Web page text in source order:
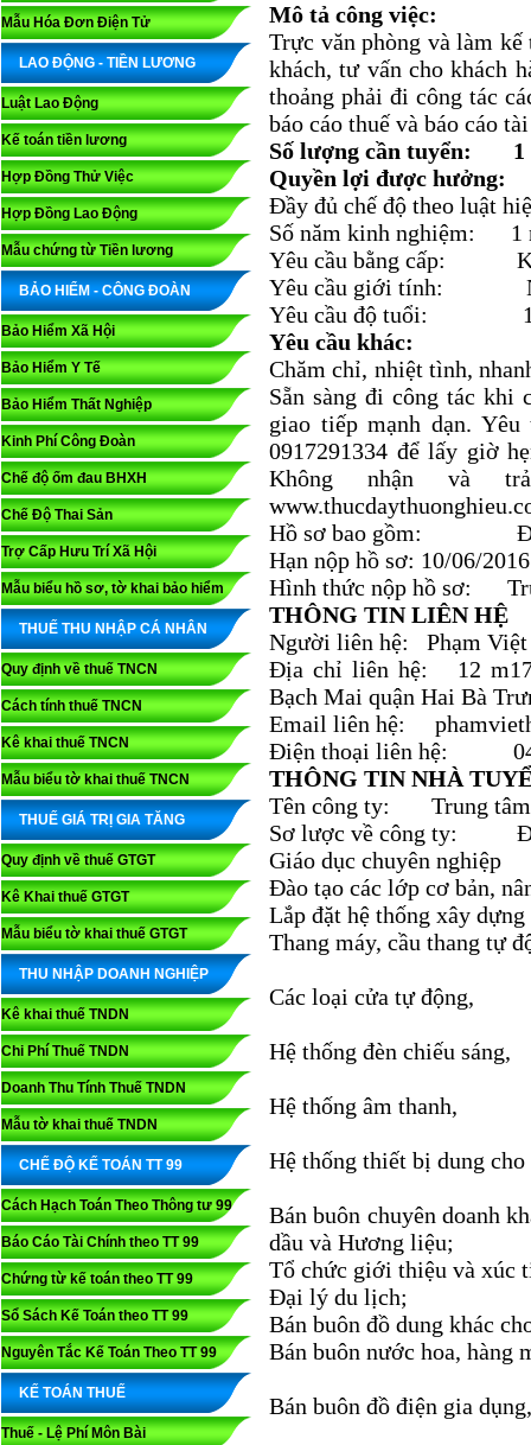
Mẫu Hóa Đơn Điện Tử
LAO ĐỘNG - TIỀN LƯƠNG
Luật Lao Động
Kế toán tiền lương
Hợp Đồng Thử Việc
Hợp Đồng Lao Động
Mẫu chứng từ Tiền lương
BẢO HIỂM - CÔNG ĐOÀN
Bảo Hiểm Xã Hội
Bảo Hiểm Y Tế
Bảo Hiểm Thất Nghiệp
Kinh Phí Công Đoàn
Chế độ ốm đau BHXH
Chế Độ Thai Sản
Trợ Cấp Hưu Trí Xã Hội
Mẫu biểu hồ sơ, tờ khai bảo hiểm
THUẾ THU NHẬP CÁ NHÂN
Quy định về thuế TNCN
Cách tính thuế TNCN
Kê khai thuế TNCN
Mẫu biểu tờ khai thuế TNCN
THUẾ GIÁ TRỊ GIA TĂNG
Quy định về thuế GTGT
Kê Khai thuế GTGT
Mẫu biểu tờ khai thuế GTGT
THU NHẬP DOANH NGHIỆP
Kê khai thuế TNDN
Chi Phí Thuế TNDN
Doanh Thu Tính Thuế TNDN
Mẫu tờ khai thuế TNDN
CHẾ ĐỘ KẾ TOÁN TT 99
Cách Hạch Toán Theo Thông tư 99
Báo Cáo Tài Chính theo TT 99
Chứng từ kế toán theo TT 99
Sổ Sách Kế Toán theo TT 99
Nguyên Tắc Kế Toán Theo TT 99
KẾ TOÁN THUẾ
Thuế - Lệ Phí Môn Bài
Mô tả công việc:
Trực văn phòng và làm kế
khách, tư vấn cho khách
thoảng phải đi công tác
báo cáo thuế và báo cáo
Số lượng cần tuyển: 1
Quyền lợi được
Đầy đủ chế độ theo luật
Số năm kinh nghiệm: 1
Yêu cầu bằng cấp:
Yêu cầu giới tính:
Yêu cầu độ tuổi: 18
Yêu cầu khác:
Chăm chỉ, nhiệt tình,
Sẵn sàng đi công tác khi
giao tiếp mạnh dạn.
0917291334 để lấy giờ
Không nhận và
Hồ sơ bao gồm:
Hạn nộp hồ sơ: 10/06/2016
Hình thức nộp hồ sơ:
THÔNG TIN LIÊN HỆ
Người liên hệ: Phạm Việt
Địa chỉ liên hệ: 12 m17
Bạch Mai quận Hai Bà
Email liên hệ:
Điện thoại liên hệ:
THÔNG TIN NHÀ
Tên công ty: Trung tâm
Sơ lược về công ty:
Giáo dục chuyên nghiệp
Đào tạo các lớp cơ bản,
Lắp đặt hệ thống xây dựng
Thang máy, cầu thang tự
Các loại cửa tự động,
Hệ thống đèn chiếu sáng,
Hệ thống âm thanh,
Hệ thống thiết bị dung
Bán buôn chuyên doanh
dầu và Hương liệu;
Tổ chức giới thiệu và xúc
Đại lý du lịch;
Bán buôn đồ dung khác
Bán buôn nước hoa, hàng
Bán buôn đồ điện gia